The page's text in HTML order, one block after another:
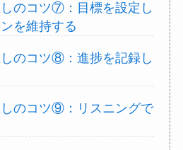
のコツ⑦：目標を設定し
を維持する
のコツ⑧：進捗を記録し
のコツ⑨：リスニングで